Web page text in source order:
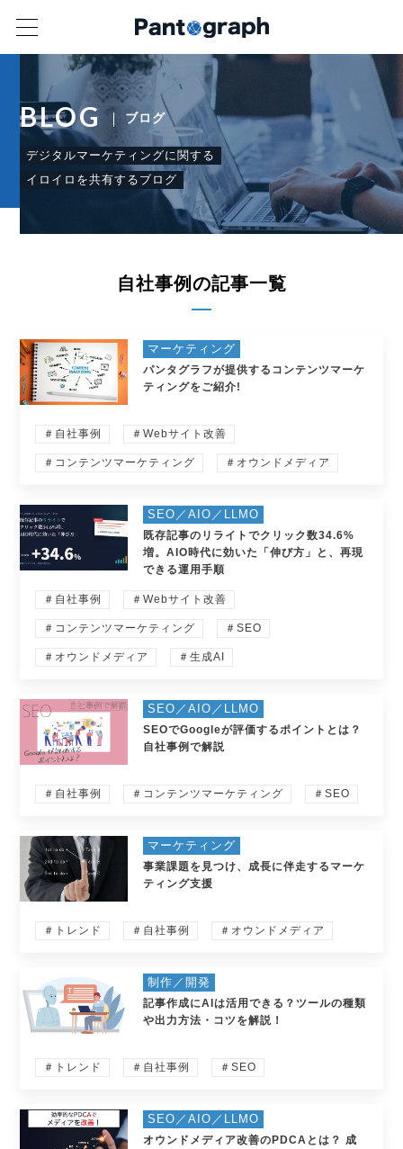
BLOG ブログ
デジタルマーケティングに関する
イロイロを共有するブログ
自社事例の記事一覧
マーケティング
パンタグラフが提供するコンテンツマーケ
ティングをご紹介!
＃自社事例 ＃Webサイト改善
＃コンテンツマーケティング ＃オウンドメディア
SEO／AIO／LLMO
既存記事のリライトでクリック数34.6%
増。AIO時代に効いた「伸び方」と、再現
できる運用手順
＃自社事例 ＃Webサイト改善
＃コンテンツマーケティング ＃SEO
＃オウンドメディア ＃生成AI
SEO／AIO／LLMO
SEOでGoogleが評価するポイントとは？
自社事例で解説
＃自社事例 ＃コンテンツマーケティング ＃SEO
マーケティング
事業課題を見つけ、成長に伴走するマーケ
ティング支援
＃トレンド ＃自社事例 ＃オウンドメディア
制作／開発
記事作成にAIは活用できる？ツールの種類
や出力方法・コツを解説！
＃トレンド ＃自社事例 ＃SEO
SEO／AIO／LLMO
オウンドメディア改善のPDCAとは？ 成